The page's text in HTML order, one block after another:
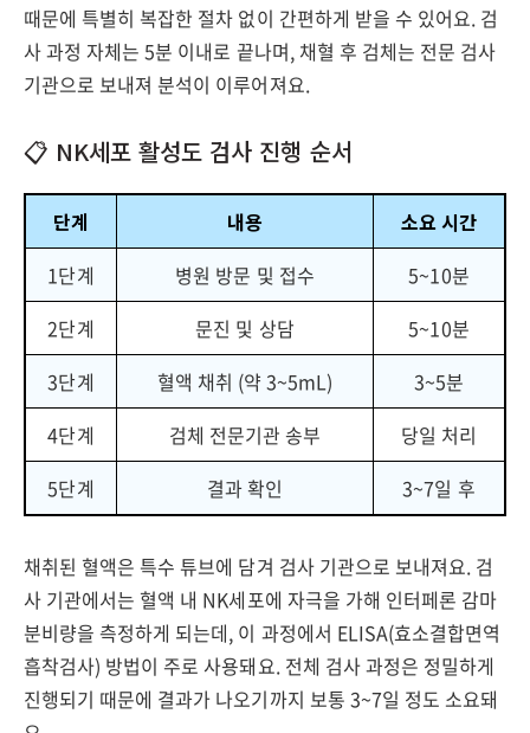
때문에 특별히 복잡한 절차 없이 간편하게 받을 수 있어요. 검
사 과정 자체는 5분 이내로 끝나며, 채혈 후 검체는 전문 검사
기관으로 보내져 분석이 이루어져요.
📋 NK세포 활성도 검사 진행 순서
단계 내용
소요 시간
1단계
병원 방문 및 접수
5~10분
2단계
문진 및 상담
5~10분
3단계
혈액 채취 (약 3~5mL)
3~5분
4단계
검체 전문기관 송부
당일 처리
5단계
결과 확인 3~7일 후
채취된 혈액은 특수 튜브에 담겨 검사 기관으로 보내져요. 검
사 기관에서는 혈액 내 NK세포에 자극을 가해 인터페론 감마
분비량을 측정하게 되는데, 이 과정에서 ELISA(효소결합면역
흡착검사) 방법이 주로 사용돼요. 전체 검사 과정은 정밀하게
진행되기 때문에 결과가 나오기까지 보통 3~7일 정도 소요돼